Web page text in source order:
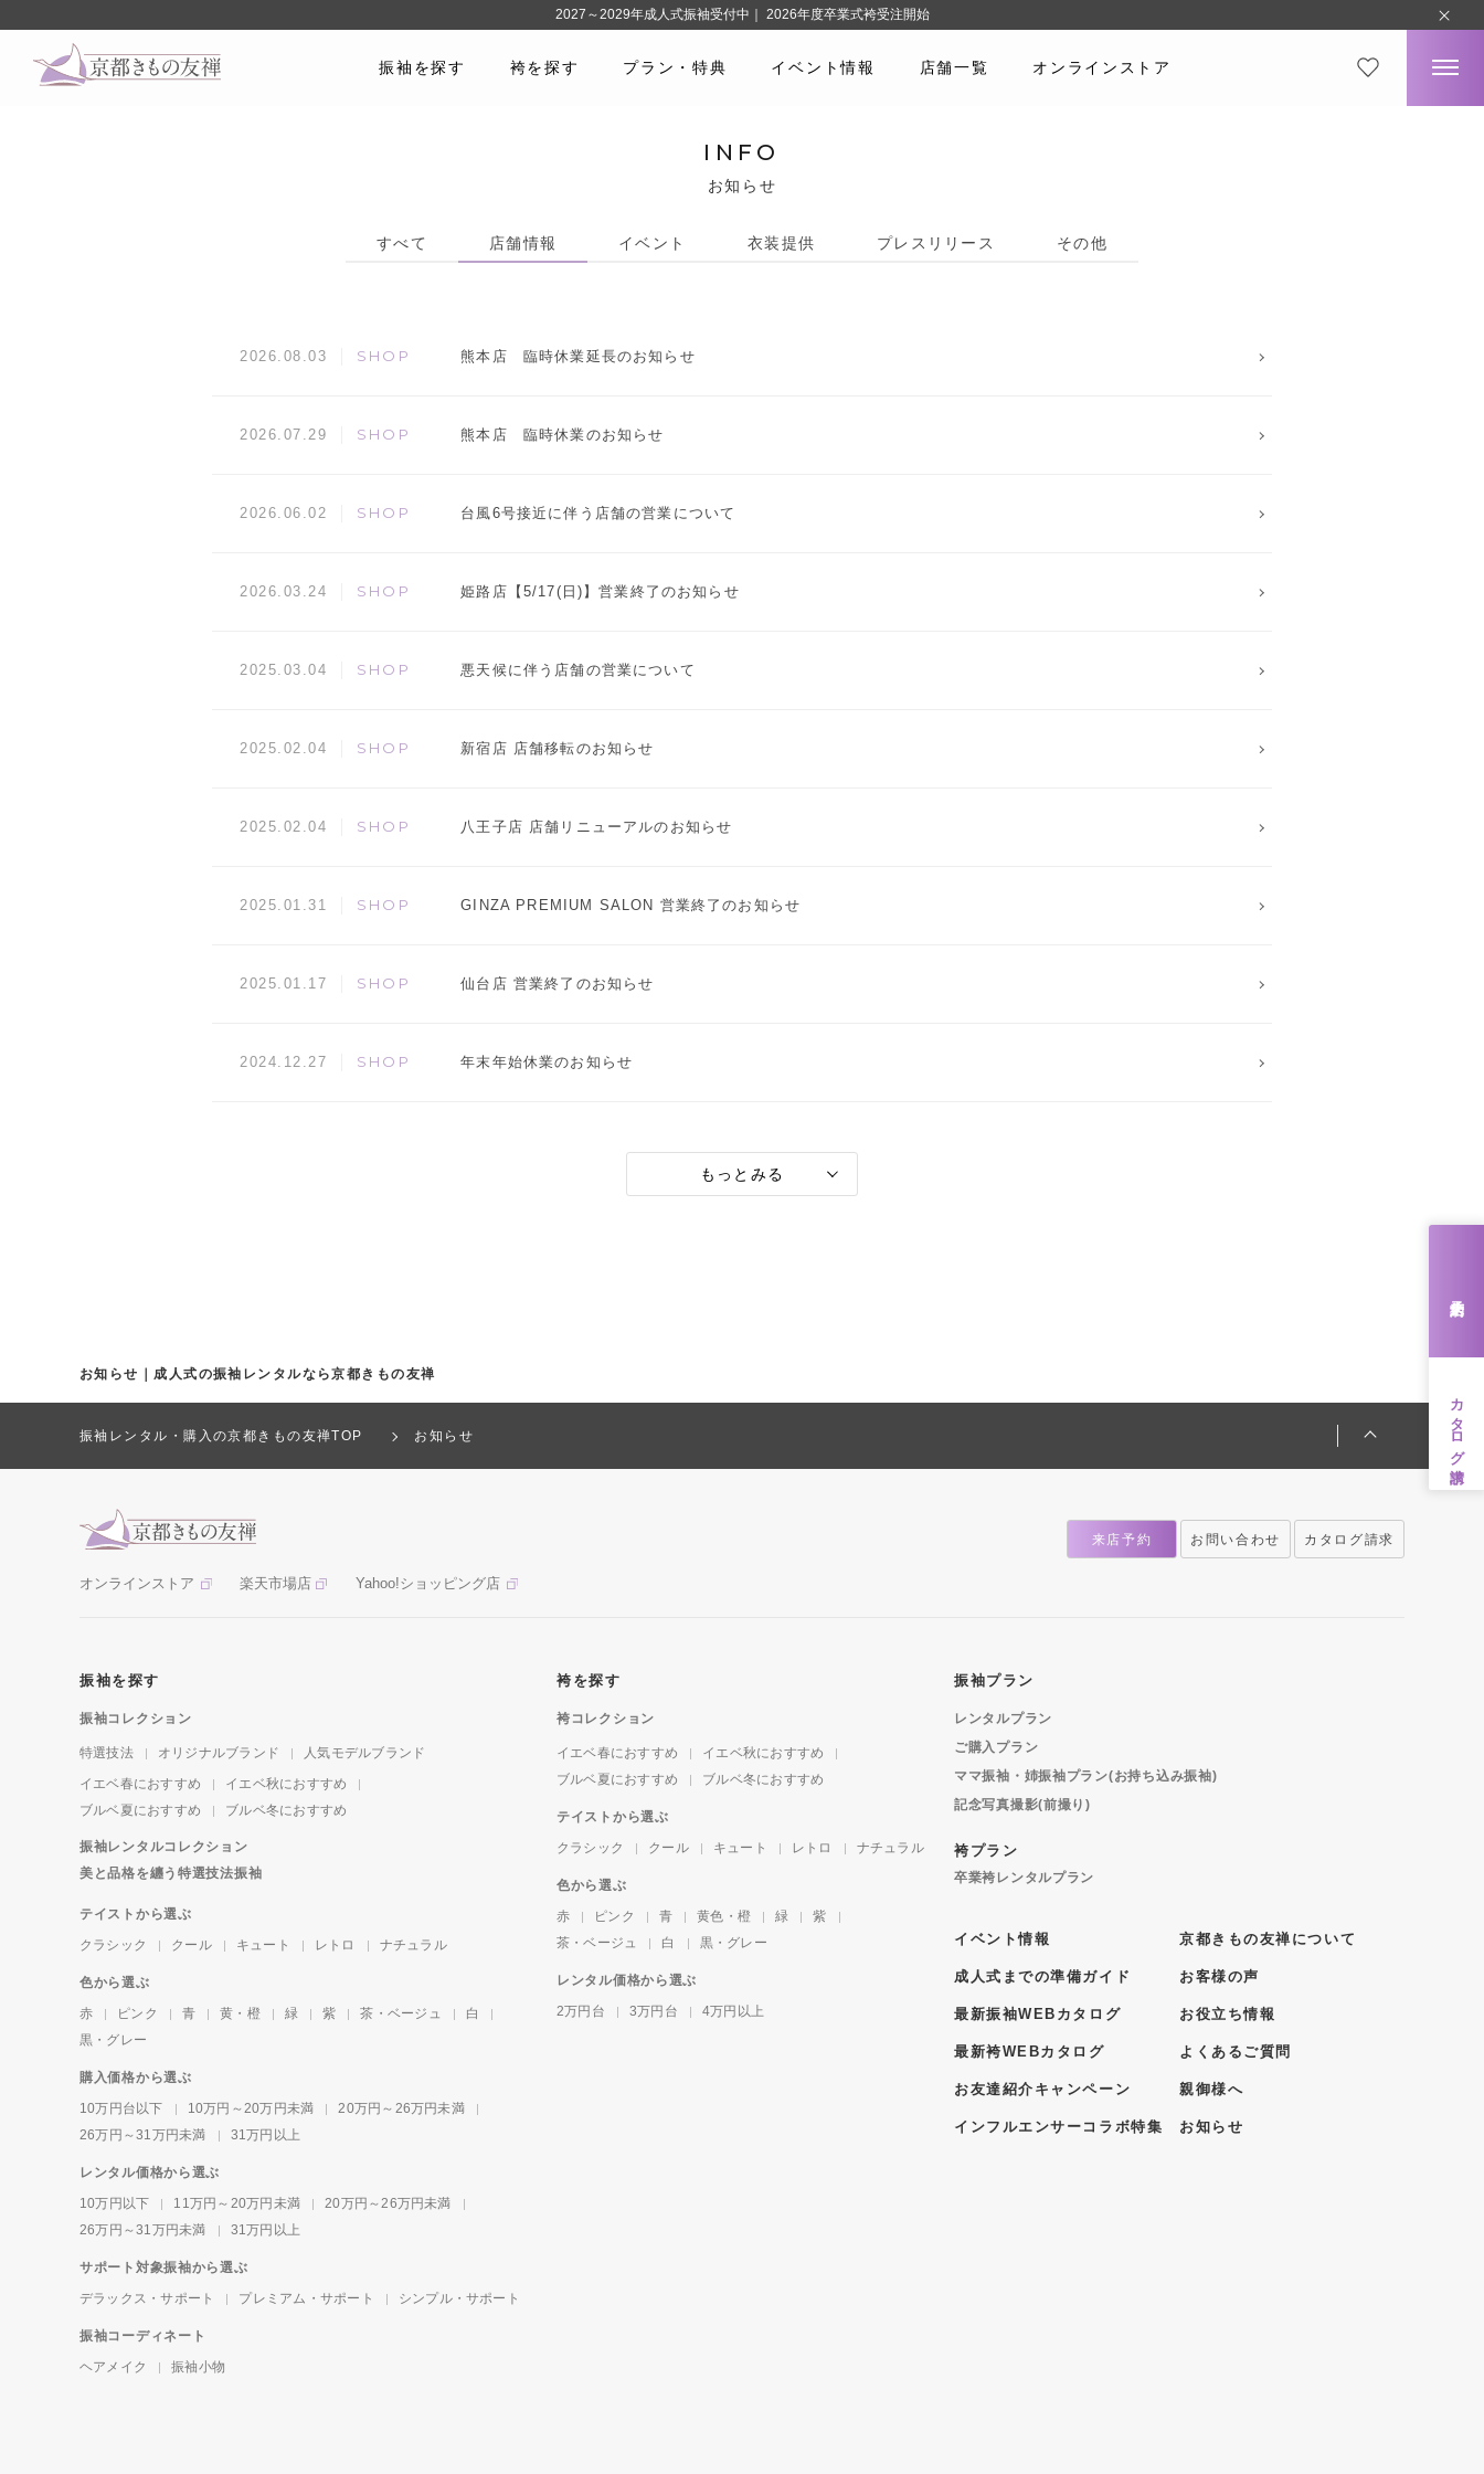
振袖を探す 袴を探す プラン・特典 イベント情報 店舗一覧 オンラインストア
INFO
お知らせ
すべて 店舗情報 イベント 衣装提供 プレスリリース その他
2026.08.03 SHOP 熊本店 臨時休業延長のお知らせ
2026.07.29 SHOP 熊本店 臨時休業のお知らせ
2026.06.02 SHOP 台風6号接近に伴う店舗の営業について
2026.03.24 SHOP 姫路店【5/17(日)】営業終了のお知らせ
2025.03.04 SHOP 悪天候に伴う店舗の営業について
2025.02.04 SHOP 新宿店 店舗移転のお知らせ
2025.02.04 SHOP 八王子店 店舗リニューアルのお知らせ
2025.01.31 SHOP GINZA PREMIUM SALON 営業終了のお知らせ
2025.01.17 SHOP 仙台店 営業終了のお知らせ
2024.12.27 SHOP 年末年始休業のお知らせ
もっとみる
お知らせ｜成人式の振袖レンタルなら京都きもの友禅
振袖レンタル・購入の京都きもの友禅TOP お知らせ カタログ請求
オンラインストア 楽天市場店 Yahoo!ショッピング店
来店予約 お問い合わせ カタログ請求
振袖を探す
振袖コレクション
特選技法 オリジナルブランド
人気モデルブランド
イエベ春におすすめ
イエベ秋におすすめ
ブルベ夏におすすめ
ブルベ冬におすすめ
振袖レンタルコレクション
美と品格を纏う特選技法振袖
テイストから選ぶ
クラシック
クール キュート レトロ ナチュラル
色から選ぶ
赤
ピンク 青 黄・橙 緑 紫 茶・ベージュ
白
黒・グレー
購入価格から選ぶ
10万円台以下
10万円～20万円未満
20万円～26万円未満
26万円～31万円未満
31万円以上
レンタル価格から選ぶ
10万円以下
11万円～20万円未満
20万円～26万円未満
26万円～31万円未満
31万円以上
サポート対象振袖から選ぶ
デラックス・サポート
プレミアム・サポート シンプル・サポート
振袖コーディネート
ヘアメイク
振袖小物
袴を探す
袴コレクション
イエベ春におすすめ
イエベ秋におすすめ
ブルベ夏におすすめ
ブルベ冬におすすめ
テイストから選ぶ
クラシック
クール キュート レトロ ナチュラル
色から選ぶ
赤
ピンク 青 黄色・橙 緑
紫
茶・ベージュ
白 黒・グレー
レンタル価格から選ぶ
2万円台
3万円台 4万円以上
振袖プラン
レンタルプラン
ご購入プラン
ママ振袖・姉振袖プラン(お持ち込み振袖)
記念写真撮影(前撮り)
袴プラン
卒業袴レンタルプラン
イベント情報
成人式までの準備ガイド
最新振袖WEBカタログ
最新袴WEBカタログ
お友達紹介キャンペーン
インフルエンサーコラボ特集
京都きもの友禅について
お客様の声
お役立ち情報
よくあるご質問
親御様へ
お知らせ
2027～2029年成人式振袖受付中｜ 2026年度卒業式袴受注開始